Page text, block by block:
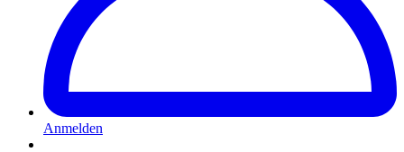
Anmelden